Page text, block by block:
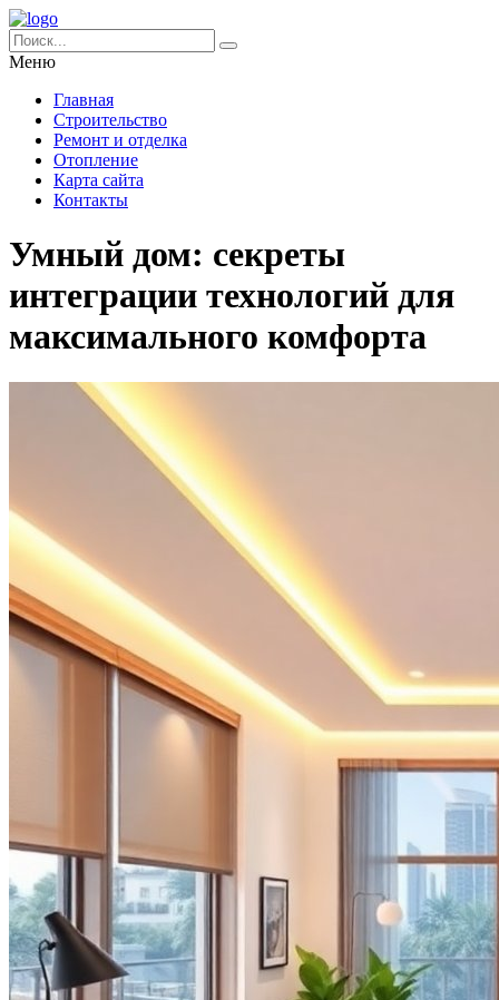
Меню
Главная
Строительство
Ремонт и отделка
Отопление
Карта сайта
Контакты
Умный дом: секреты
интеграции технологий для
максимального комфорта